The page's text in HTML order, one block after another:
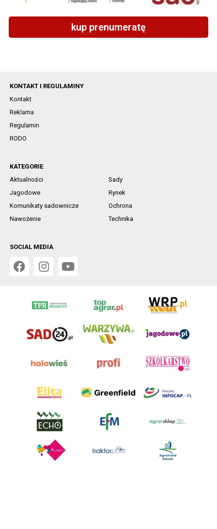
kup prenumeratę
KONTAKT I REGULAMINY
Kontakt
Reklama
Regulamin
RODO
KATEGORIE
Aktualności
Sady
Jagodowe
Rynek
Komunikaty sadownicze
Ochrona
Nawożenie
Technika
SOCIAL MEDIA